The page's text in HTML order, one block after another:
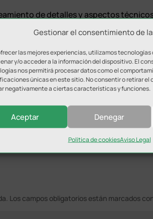
Gestionar el consentimiento de
las mejores experiencias, utilizamos tecnologías
y/o acceder a la información del dispositivo. El
nos permitirá procesar datos como el
únicas en este sitio. No consentir o retirar el
negativamente a ciertas características y funciones.
Aceptar Denegar
Política de cookiesAviso Legal
de detalles y aspectos
a la visita, ha tenido lugar
se produce días después de
Martín de la Oliva el contrato de
(dirección de obra y dirección de
Los campos obligatorios están marcados